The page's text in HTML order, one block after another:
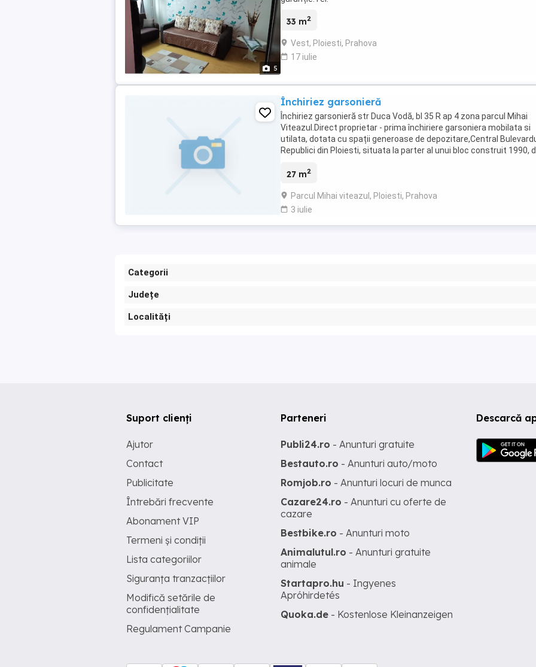
5
33 m2
Vest, Ploiesti, Prahova
17 iulie
Închiriez garsonieră
Închiriez garsonieră str Duca Vodă, bl 35 R ap 4 zona parcul Mihai
Viteazul.Direct proprietar - prima închiriere garsoniera mobilata si
utilata, dotata cu spații generoase de depozitare,Central
Republici din Ploiesti, situata la parter al unui bloc construit 1990,
27 m2
Parcul Mihai viteazul, Ploiesti, Prahova
3 iulie
Categorii
Județe
Localități
Descarcă
Suport clienți
Ajutor
Contact
Publicitate
Întrebări frecvente
Abonament VIP
Termeni și condiții
Lista categoriilor
Siguranța tranzacțiilor
Modifică setările de
confidențialitate
Regulament Campanie
Parteneri
Publi24.ro - Anunturi gratuite
Bestauto.ro - Anunturi auto/moto
Romjob.ro - Anunturi locuri de munca
Cazare24.ro - Anunturi cu oferte de
cazare
Bestbike.ro - Anunturi moto
Animalutul.ro - Anunturi gratuite
animale
Startapro.hu - Ingyenes
Apróhirdetés
Quoka.de - Kostenlose Kleinanzeigen